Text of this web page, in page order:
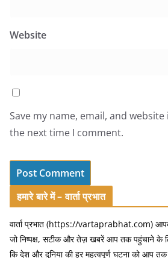
Website
Save my name, email, and
the next time I comment.
हमारे बारे में – वार्ता प्रभात
वार्ता प्रभात (https://vartaprabhat.com)
जो निष्पक्ष, सटीक और तेज़ खबरें आप तक पहुंचाने के
कि देश और दुनिया की हर महत्वपूर्ण घटना को आप तक